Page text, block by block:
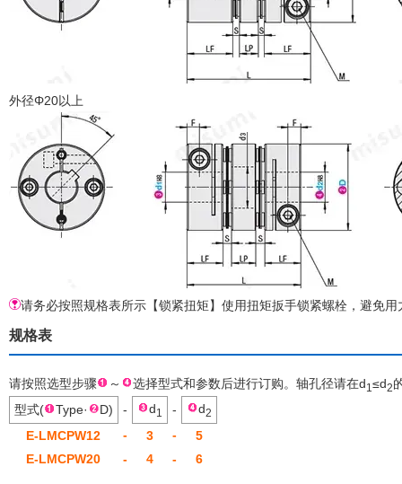
外径Φ20以上
请务必按照规格表所示【锁紧扭矩】使用扭矩扳手锁紧螺栓，避免
规格表
请按照选型步骤 ～ 选择型式和参数后进行订购。轴孔径请在d1 ≤d2
型式(
Type· D) - d1 - d2
E-LMCPW12 - 3 -
5
E-LMCPW20
- 4 - 6